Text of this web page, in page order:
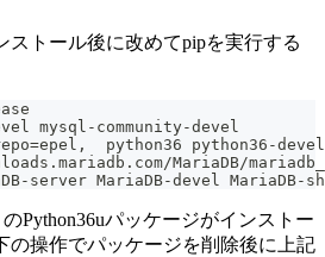
ストール後に改めてpipを実行する
mysql-community-devel
python36 python36-devel
MariaDB/
server MariaDB-devel
Python36uパッケージがインストー
の操作でパッケージを削除後に上記